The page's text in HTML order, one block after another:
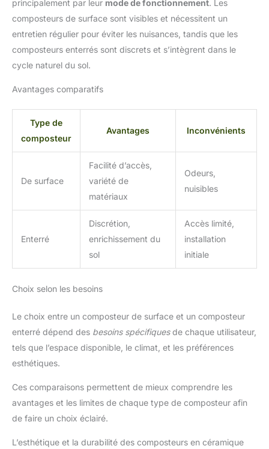
principalement par leur mode de fonctionnement. Les
composteurs de surface sont visibles et nécessitent un
entretien régulier pour éviter les nuisances, tandis que les
composteurs enterrés sont discrets et s’intègrent dans le
cycle naturel du sol.
Avantages comparatifs
Type de
composteur
Avantages Inconvénients
De surface
Facilité d’accès,
variété de
matériaux
Odeurs,
nuisibles
Enterré
Discrétion,
enrichissement du
sol
Accès limité,
installation
initiale
Choix selon les besoins
Le choix entre un composteur de surface et un composteur
enterré dépend des besoins spécifiquesde chaque utilisateur,
tels que l’espace disponible, le climat, et les préférences
esthétiques.
Ces comparaisons permettent de mieux comprendre les
avantages et les limites de chaque type de composteur afin
de faire un choix éclairé.
L’esthétique et la durabilité des composteurs en céramique